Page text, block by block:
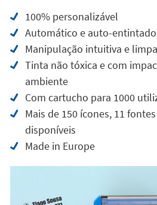
Com cartucho para 1000
Mais de 150 ícones, 11 fontes
disponíveis
Made in Europe